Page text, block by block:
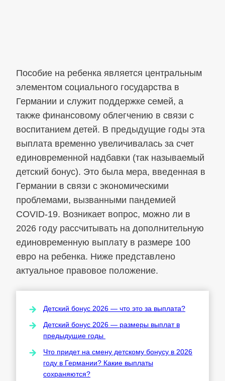
Пособие на ребенка является центральным
элементом социального государства в
Германии и служит поддержке семей, а
также финансовому облегчению в связи с
воспитанием детей. В предыдущие годы эта
выплата временно увеличивалась за счет
единовременной надбавки (так называемый
детский бонус). Это была мера, введенная в
Германии в связи с экономическими
проблемами, вызванными пандемией
COVID-19. Возникает вопрос, можно ли в
2026 году рассчитывать на дополнительную
единовременную выплату в размере 100
евро на ребенка. Ниже представлено
актуальное правовое положение.
Детский бонус 2026 — что это за выплата?
Детский бонус 2026 — размеры выплат в
предыдущие годы
Что придет на смену детскому бонусу в 2026
году в Германии? Какие выплаты
сохраняются?